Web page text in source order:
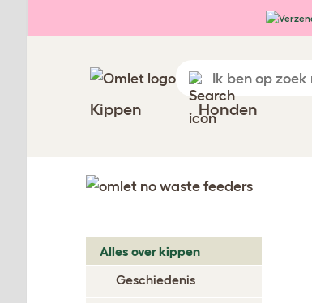
Kippen Honden
Alles over kippen
Geschiedenis